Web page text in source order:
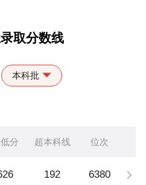
取分数线
本科批
分 超本科线 位次
192 6380